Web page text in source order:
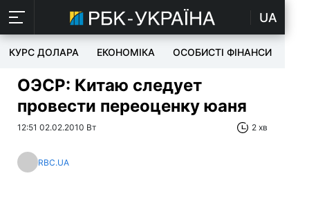
UA
КУРС ДОЛАРА ЕКОНОМІКА ОСОБИСТІ ФІНАНСИ
ОЭСР: Китаю следует
провести переоценку юаня
12:51 02.02.2010 Вт 2 хв
RBC.UA